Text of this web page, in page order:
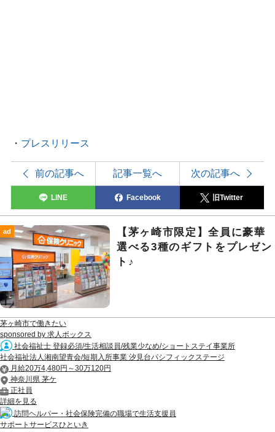
・ プレスリリース
前の記事へ 記事一覧へ 次の記事へ
LINE Facebook 旧Twitter
ad
【茅ヶ崎市限定】全員に豪華
選べる3種のギフトをプレゼン
ト♪
茅ヶ崎市で働きたい
sponsored by 求人ボックス
社会福祉士 登録必須/生活相談員/残業少なめ/ショートステイ事業所
社会福祉法人湘南望青会/短期入所事業 汐見台パシフィックステージ
月給20万4,480円～30万120円
神奈川県 茅ケ
正社員
詳細を見る
訪問ヘルパー・社会保険完備の職場で生活支援員
サポートサービスひといき